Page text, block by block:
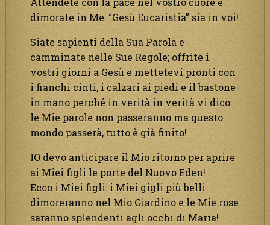
dimorate in Me: “Gesù Eucaristia” sia in voi!
Siate sapienti della Sua Parola e
camminate nelle Sue Regole; offrite i
vostri giorni a Gesù e mettetevi pronti con
i fianchi cinti, i calzari ai piedi e il bastone
in mano perché in verità in verità vi dico:
le Mie parole non passeranno ma questo
mondo passerà, tutto è già finito!
IO devo anticipare il Mio ritorno per aprire
ai Miei figli le porte del Nuovo Eden!
Ecco i Miei figli: i Miei gigli più belli
dimoreranno nel Mio Giardino e le Mie rose
saranno splendenti agli occhi di Maria!